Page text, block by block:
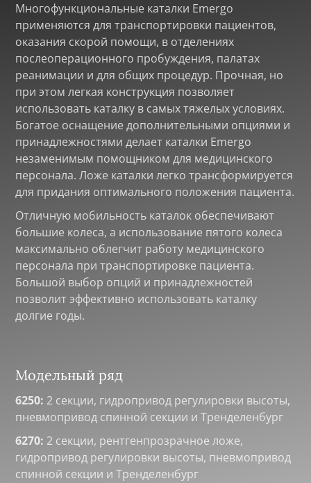
Многофункциональные каталки Emergo
применяются для транспортировки пациентов,
оказания скорой помощи, в отделениях
послеоперационного пробуждения, палатах
реанимации и для общих процедур. Прочная, но
при этом легкая конструкция позволяет
использовать каталку в самых тяжелых условиях.
Богатое оснащение дополнительными опциями и
принадлежностями делает каталки Emergo
незаменимым помощником для медицинского
персонала. Ложе каталки легко трансформируется
для придания оптимального положения пациента.
Отличную мобильность каталок обеспечивают
большие колеса, а использование пятого колеса
максимально облегчит работу медицинского
персонала при транспортировке пациента.
Большой выбор опций и принадлежностей
позволит эффективно использовать каталку
долгие годы.
Модельный ряд
6250: 2 секции, гидропривод регулировки высоты,
пневмопривод спинной секции и Тренделенбург
6270: 2 секции, рентгенпрозрачное ложе,
гидропривод регулировки высоты, пневмопривод
спинной секции и Тренделенбург